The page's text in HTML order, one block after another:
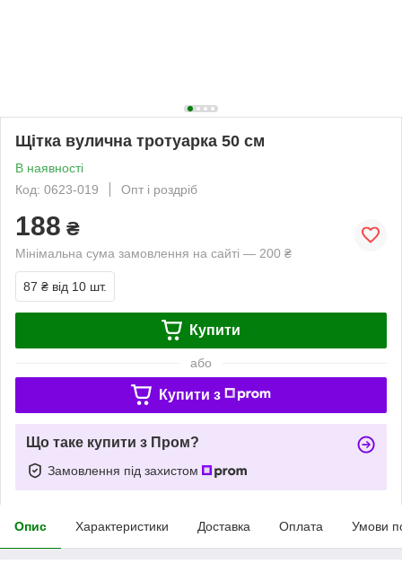
Щітка вулична тротуарка 50 см
В наявності
Код: 0623-019
Опт і роздріб
188 ₴
Мінімальна сума замовлення на сайті — 200 ₴
87 ₴ від 10 шт.
Купити
або
Купити з
Що таке купити з Пром?
Замовлення під захистом
Опис Характеристики Доставка Оплата Умови